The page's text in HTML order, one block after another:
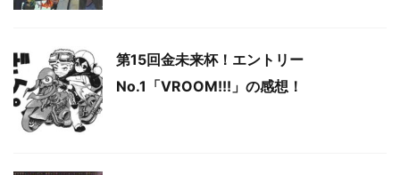
第15回金未来杯！エントリー
No.1「VROOM!!!」の感想！